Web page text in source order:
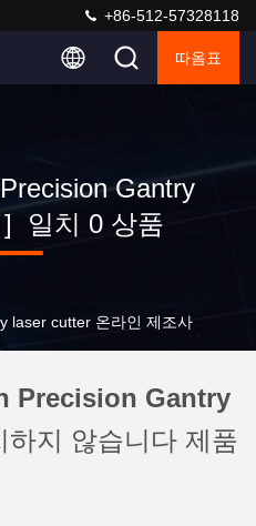
+86-512-57328118
따옴표
Gantry
] 일치 0 상품
laser cutter 온라인 제조사
Precision Gantry
지 않습니다 제품